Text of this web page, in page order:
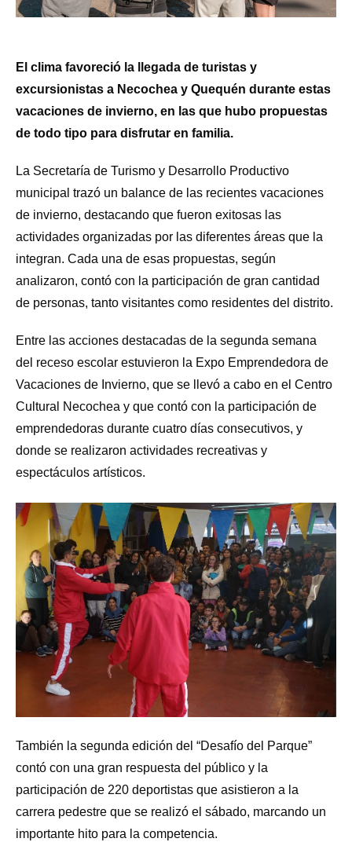
El clima favoreció la llegada de turistas y
excursionistas a Necochea y Quequén durante estas
vacaciones de invierno, en las que hubo propuestas
de todo tipo para disfrutar en familia.
La Secretaría de Turismo y Desarrollo Productivo
municipal trazó un balance de las recientes vacaciones
de invierno, destacando que fueron exitosas las
actividades organizadas por las diferentes áreas que la
integran. Cada una de esas propuestas, según
analizaron, contó con la participación de gran cantidad
de personas, tanto visitantes como residentes del distrito.
Entre las acciones destacadas de la segunda semana
del receso escolar estuvieron la Expo Emprendedora de
Vacaciones de Invierno, que se llevó a cabo en el Centro
Cultural Necochea y que contó con la participación de
emprendedoras durante cuatro días consecutivos, y
donde se realizaron actividades recreativas y
espectáculos artísticos.
También la segunda edición del “Desafío del Parque”
contó con una gran respuesta del público y la
participación de 220 deportistas que asistieron a la
carrera pedestre que se realizó el sábado, marcando un
importante hito para la competencia.